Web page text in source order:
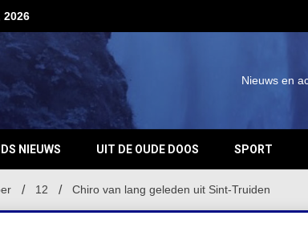
2026
Nieuws en
NIEUWS UIT DE OUDE DOOS SPORT
12 Chiro van lang geleden uit Sint-Truiden